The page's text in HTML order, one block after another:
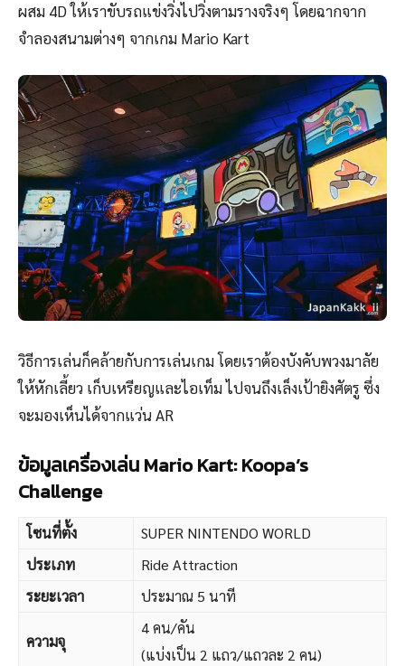
ผสม 4D ให้เราขับรถแข่งวิ่งไปวิ่งตามรางจริงๆ โดยฉากจาก
จำลองสนามต่างๆ จากเกม Mario Kart
วิธีการเล่นก็คล้ายกับการเล่นเกม โดยเราต้องบังคับพวงมาลัย
ให้หักเลี้ยว เก็บเหรียญและไอเท็ม ไปจนถึงเล็งเป้ายิงศัตรู ซึ่ง
จะมองเห็นได้จากแว่น AR
ข้อมูลเครื่องเล่น Mario Kart: Koopa’s
Challenge
โซนที่ตั้ง
SUPER NINTENDO WORLD
ประเภท
Ride Attraction
ระยะเวลา
ประมาณ 5 นาที
ความจุ
4 คน/คัน
(แบ่งเป็น 2 แถว/แถวละ 2 คน)